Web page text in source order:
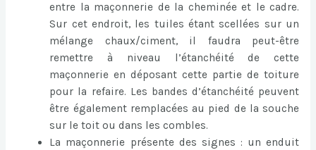
entre la maçonnerie de la cheminée et le cadre.
Sur cet endroit, les tuiles étant scellées sur un
mélange chaux/ciment, il faudra peut-être
remettre à niveau l’étanchéité de cette
maçonnerie en déposant cette partie de toiture
pour la refaire. Les bandes d’étanchéité peuvent
être également remplacées au pied de la souche
sur le toit ou dans les combles.
La maçonnerie présente des signes : un enduit